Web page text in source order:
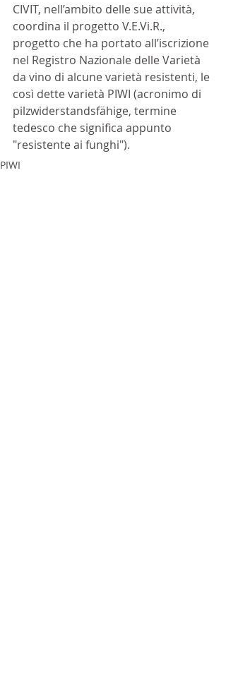
CIVIT, nell’ambito delle sue attività,
coordina il progetto V.E.Vi.R.,
progetto che ha portato all’iscrizione
nel Registro Nazionale delle Varietà
da vino di alcune varietà resistenti, le
così dette varietà PIWI (acronimo di
pilzwiderstandsfähige, termine
tedesco che significa appunto
"resistente ai funghi").
PIWI